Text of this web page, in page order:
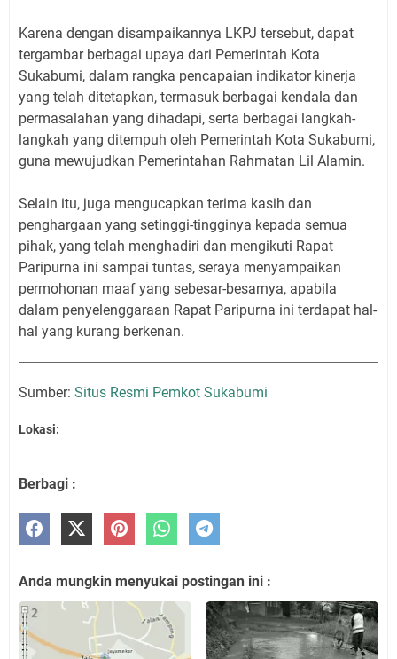
Karena dengan disampaikannya LKPJ tersebut, dapat
tergambar berbagai upaya dari Pemerintah Kota
Sukabumi, dalam rangka pencapaian indikator kinerja
yang telah ditetapkan, termasuk berbagai kendala dan
permasalahan yang dihadapi, serta berbagai langkah-
langkah yang ditempuh oleh Pemerintah Kota Sukabumi,
guna mewujudkan Pemerintahan Rahmatan Lil Alamin.
Selain itu, juga mengucapkan terima kasih dan
penghargaan yang setinggi-tingginya kepada semua
pihak, yang telah menghadiri dan mengikuti Rapat
Paripurna ini sampai tuntas, seraya menyampaikan
permohonan maaf yang sebesar-besarnya, apabila
dalam penyelenggaraan Rapat Paripurna ini terdapat hal-
hal yang kurang berkenan.
Sumber: Situs Resmi Pemkot Sukabumi
Lokasi:
Berbagi :
Anda mungkin menyukai postingan ini :